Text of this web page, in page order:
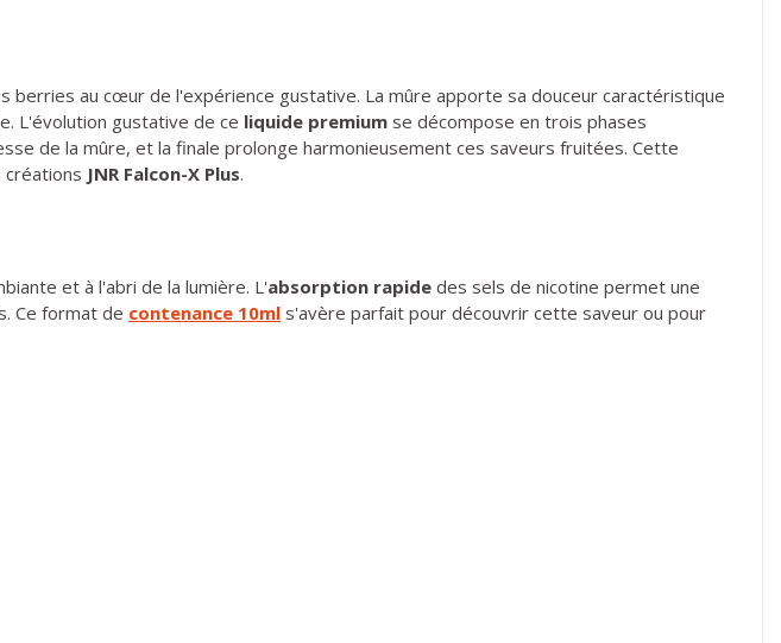
berries au cœur de l'expérience gustative. La mûre apporte sa douceur caractéristique
L'évolution gustative de ce liquide premium se décompose en trois phases
de la mûre, et la finale prolonge harmonieusement ces saveurs fruitées. Cette
JNR Falcon-X Plus.
et à l'abri de la lumière. L'absorption rapide des sels de nicotine permet une
Ce format de contenance 10ml s'avère parfait pour découvrir cette saveur ou pour